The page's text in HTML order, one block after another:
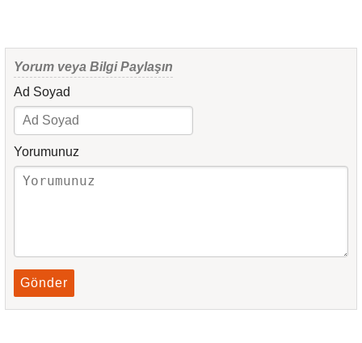
Yorum veya Bilgi Paylaşın
Ad Soyad
Yorumunuz
Gönder